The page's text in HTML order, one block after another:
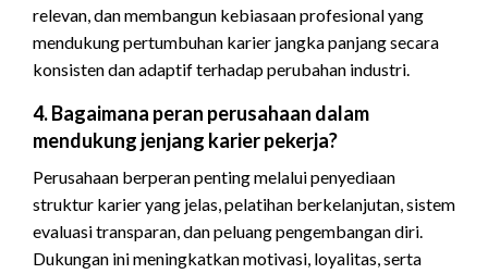
relevan, dan membangun kebiasaan profesional yang
mendukung pertumbuhan karier jangka panjang secara
konsisten dan adaptif terhadap perubahan industri.
4. Bagaimana peran perusahaan dalam
mendukung jenjang karier pekerja?
Perusahaan berperan penting melalui penyediaan
struktur karier yang jelas, pelatihan berkelanjutan, sistem
evaluasi transparan, dan peluang pengembangan diri.
Dukungan ini meningkatkan motivasi, loyalitas, serta